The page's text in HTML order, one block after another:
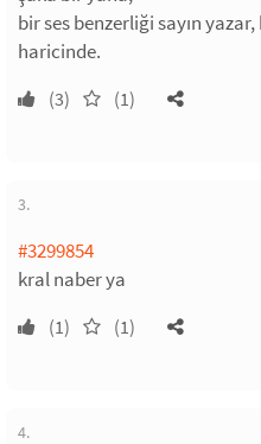
bir ses benzerliği sayın
haricinde.
(3) (1)
3.
#3299854
kral naber ya
(1) (1)
4.